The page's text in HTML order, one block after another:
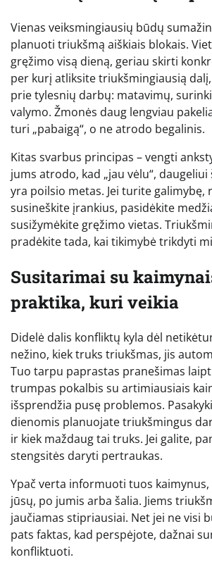
Vienas veiksmingiausių būdų
planuoti triukšmą aiškiais blokais.
gręžimo visą dieną, geriau skirti
per kurį atliksite triukšmingiausią
prie tylesnių darbų: matavimų,
valymo. Žmonės daug lengviau
turi „pabaigą“, o ne atrodo begalinis.
Kitas svarbus principas – vengti
jums atrodo, kad „jau vėlu“,
yra poilsio metas. Jei turite galimybę,
susineškite įrankius, pasidėkite
susižymėkite gręžimo vietas.
pradėkite tada, kai tikimybė trikdyti
Susitarimai su
praktika, kuri veikia
Didelė dalis konfliktų kyla dėl
nežino, kiek truks triukšmas, jis
Tuo tarpu paprastas pranešimas
trumpas pokalbis su artimiausiais
išsprendžia pusę problemos.
dienomis planuojate triukšmingus
ir kiek maždaug tai truks. Jei galite,
stengsitės daryti pertraukas.
Ypač verta informuoti tuos kaimynus,
jūsų, po jumis arba šalia. Jiems
jaučiamas stipriausiai. Net jei ne visi
pats faktas, kad perspėjote, dažnai
konfliktuoti.